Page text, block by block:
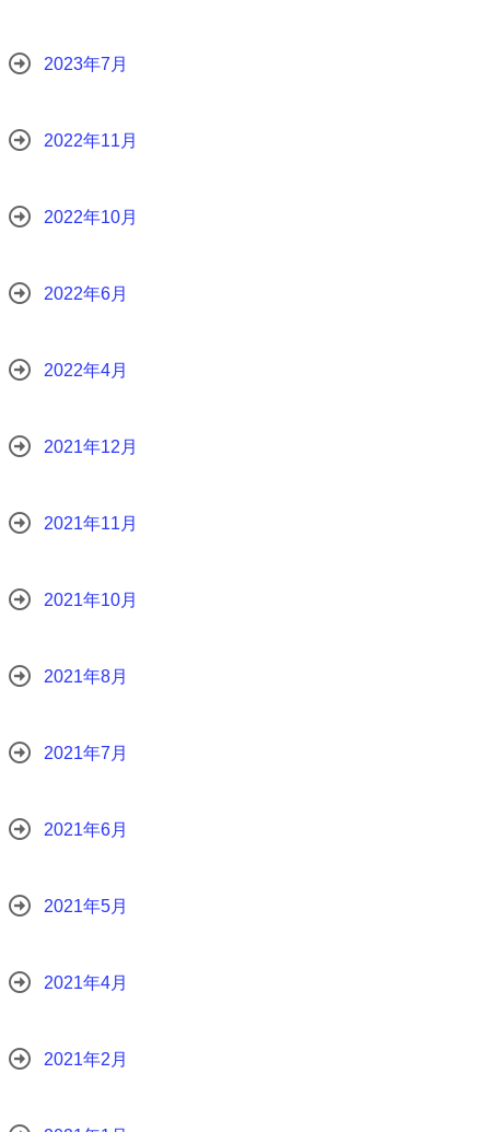
2023年7月
2022年11月
2022年10月
2022年6月
2022年4月
2021年12月
2021年11月
2021年10月
2021年8月
2021年7月
2021年6月
2021年5月
2021年4月
2021年2月